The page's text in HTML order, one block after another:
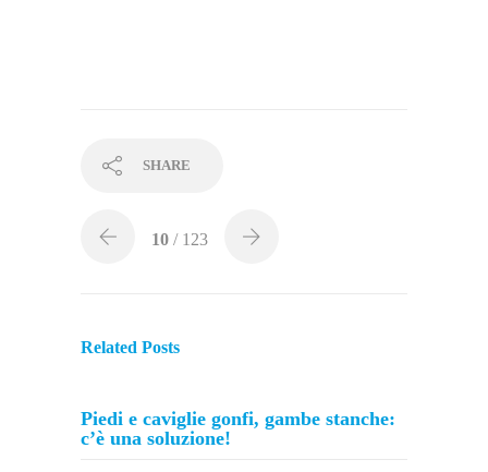
SHARE
10 / 123
Related Posts
Piedi e caviglie gonfi, gambe stanche:
c’è una soluzione!